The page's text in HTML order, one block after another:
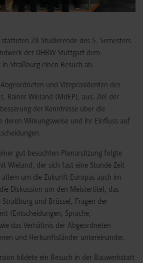
28 Studierende des 5. Semesters
der DHBW Stuttgart dem
Straßburg einen Besuch ab.
und Vizepräsidenten des
Rainer Wieland (MdEP), aus. Ziel der
der Kenntnisse über die
deren Wirkungsweise und ihr Einfluss auf
gut besuchten Plenarsitzung folgte
Wieland, der sich fast eine Stunde Zeit
allem um die Zukunft Europas auch im
Diskussion um den Meistertitel, das
und Brüssel, Fragen der
(Entscheidungen, Sprache,
das Verhältnis der Abgeordneten
und Herkunftsländer untereinander.
bildete ein Besuch in der Bauwerkstatt